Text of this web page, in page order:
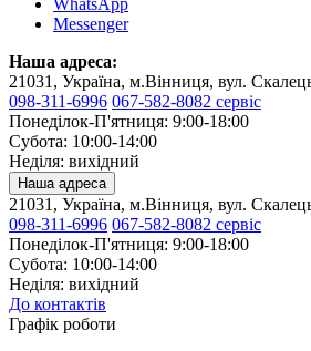
WhatsApp
Messenger
Наша адреса:
21031, Україна, м.Вінниця, вул.
098-311-6996 067-582-8082 сервіс
Понеділок-П'ятниця: 9:00-18:00
Субота: 10:00-14:00
Неділя: вихідний
Наша адреса
21031, Україна, м.Вінниця, вул.
098-311-6996 067-582-8082 сервіс
Понеділок-П'ятниця: 9:00-18:00
Субота: 10:00-14:00
Неділя: вихідний
До контактів
Графік роботи